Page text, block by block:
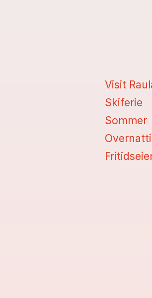
Visit
Skiferie
Sommer